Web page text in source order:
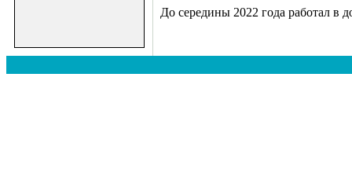
До середины 2022 года работал в